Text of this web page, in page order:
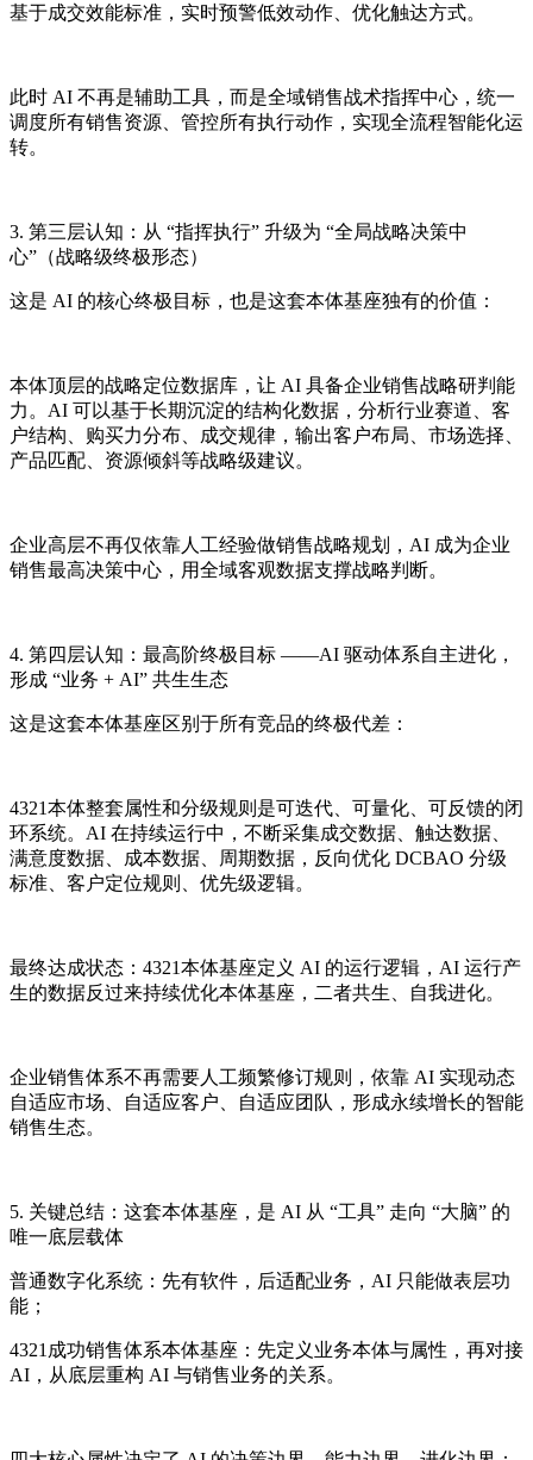
基于成交效能标准，实时预警低效动作、优化触达方式。
此时 AI 不再是辅助工具，而是全域销售战术指挥中心，统一
调度所有销售资源、管控所有执行动作，实现全流程智能化运
转。
3. 第三层认知：从 “指挥执行” 升级为 “全局战略决策中
心”（战略级终极形态）
这是 AI 的核心终极目标，也是这套本体基座独有的价值：
本体顶层的战略定位数据库，让 AI 具备企业销售战略研判能
力。AI 可以基于长期沉淀的结构化数据，分析行业赛道、客
户结构、购买力分布、成交规律，输出客户布局、市场选择、
产品匹配、资源倾斜等战略级建议。
企业高层不再仅依靠人工经验做销售战略规划，AI 成为企业
销售最高决策中心，用全域客观数据支撑战略判断。
4. 第四层认知：最高阶终极目标 ——AI 驱动体系自主进化，
形成 “业务 + AI” 共生生态
这是这套本体基座区别于所有竞品的终极代差：
4321本体整套属性和分级规则是可迭代、可量化、可反馈的闭
环系统。AI 在持续运行中，不断采集成交数据、触达数据、
满意度数据、成本数据、周期数据，反向优化 DCBAO 分级
标准、客户定位规则、优先级逻辑。
最终达成状态：4321本体基座定义 AI 的运行逻辑，AI 运行产
生的数据反过来持续优化本体基座，二者共生、自我进化。
企业销售体系不再需要人工频繁修订规则，依靠 AI 实现动态
自适应市场、自适应客户、自适应团队，形成永续增长的智能
销售生态。
5. 关键总结：这套本体基座，是 AI 从 “工具” 走向 “大脑” 的
唯一底层载体
普通数字化系统：先有软件，后适配业务，AI 只能做表层功
能；
4321成功销售体系本体基座：先定义业务本体与属性，再对接
AI，从底层重构 AI 与销售业务的关系。